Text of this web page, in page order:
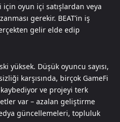
oyun içi satışlardan veya
gerekir. BEAT’in iş
gelir elde edip
yüksek. Düşük oyuncu sayısı,
karşısında, birçok GameFi
ve projeyi terk
var – azalan geliştirme
güncellemeleri, topluluk